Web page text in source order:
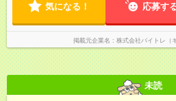
気になる！ 応募す
掲載元企業名 株式会社バイトレ（
未読